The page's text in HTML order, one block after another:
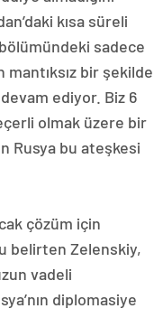
kısa süreli
sadece
bir şekilde
ediyor. Biz 6
olmak üzere bir
Rusya bu ateşkesi
çözüm için
belirten Zelenskiy,
vadeli
diplomasiye